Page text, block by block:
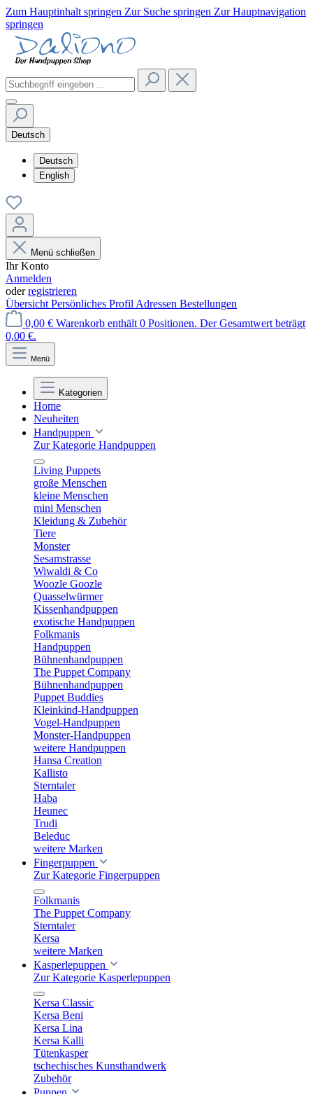
Zum Hauptinhalt springen Zur Suche springen Zur Hauptnavigation
springen
Deutsch
Deutsch
English
Menü schließen
Ihr Konto
Anmelden
oderregistrieren
Übersicht Persönliches Profil Adressen Bestellungen
0,00 € Warenkorb enthält 0 Positionen. Der Gesamtwert beträgt
0,00 €.
Menü
Kategorien
Home
Neuheiten
Handpuppen
Zur Kategorie Handpuppen
Living Puppets
große Menschen
kleine Menschen
mini Menschen
Kleidung & Zubehör
Tiere
Monster
Sesamstrasse
Wiwaldi & Co
Woozle Goozle
Quasselwürmer
Kissenhandpuppen
exotische Handpuppen
Folkmanis
Handpuppen
Bühnenhandpuppen
The Puppet Company
Bühnenhandpuppen
Puppet Buddies
Kleinkind-Handpuppen
Vogel-Handpuppen
Monster-Handpuppen
weitere Handpuppen
Hansa Creation
Kallisto
Sterntaler
Haba
Heunec
Trudi
Beleduc
weitere Marken
Fingerpuppen
Zur Kategorie Fingerpuppen
Folkmanis
The Puppet Company
Sterntaler
Kersa
weitere Marken
Kasperlepuppen
Zur Kategorie Kasperlepuppen
Kersa Classic
Kersa Beni
Kersa Lina
Kersa Kalli
Tütenkasper
tschechisches Kunsthandwerk
Zubehör